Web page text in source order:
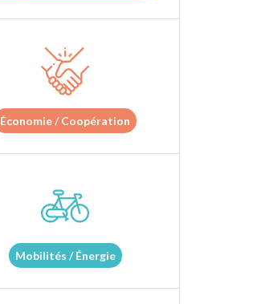
Économie / Coopération
Mobilités / Énergie